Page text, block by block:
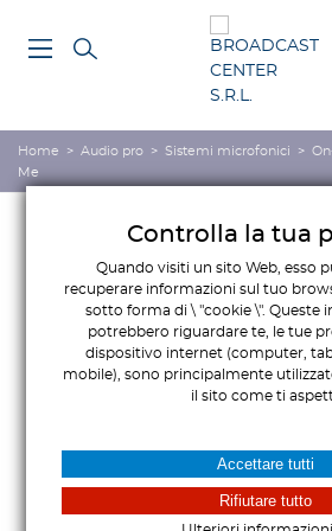
Home > Audio pro > Sistemi microfonici >
Me
Controlla la tua
Quando visiti un sito Web, esso
recuperare informazioni sul tuo
sotto forma di \ "cookie \". Queste
potrebbero riguardare te, le tue
dispositivo internet (computer,
mobile), sono principalmente
il sito come ti
Accettare tutti
Rifiutare tutto